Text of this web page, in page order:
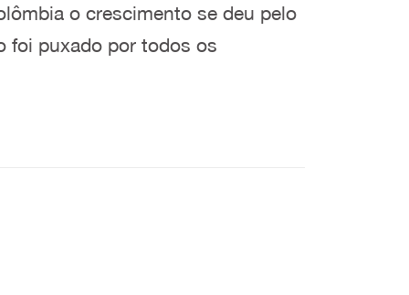
o crescimento se deu pelo
foi puxado por todos os